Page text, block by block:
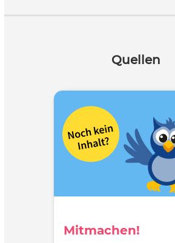
Quellen
Mitmachen!